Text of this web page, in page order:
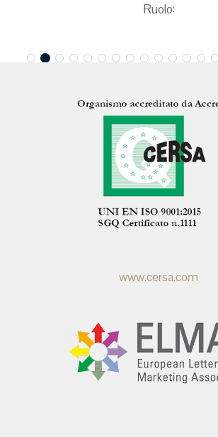
Ruolo:
www.cersa.com